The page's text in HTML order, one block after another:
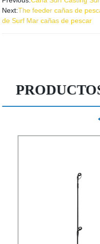
Next:The feeder cañas de
de Surf Mar cañas de pescar